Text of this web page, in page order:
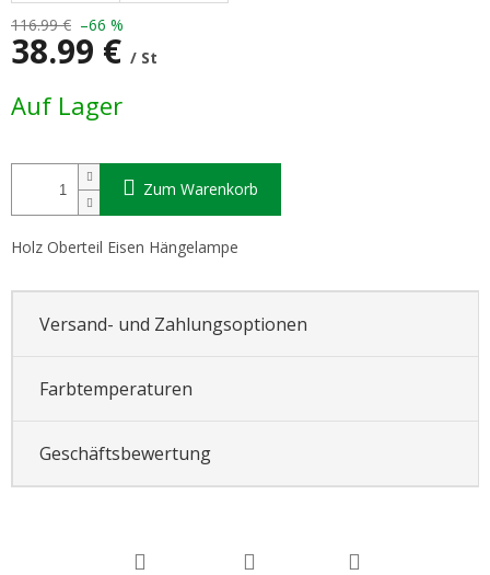
116.99 € –66 %
38.99 € / St
Auf Lager
Zum Warenkorb
Holz Oberteil Eisen Hängelampe
Versand- und Zahlungsoptionen
Farbtemperaturen
Geschäftsbewertung